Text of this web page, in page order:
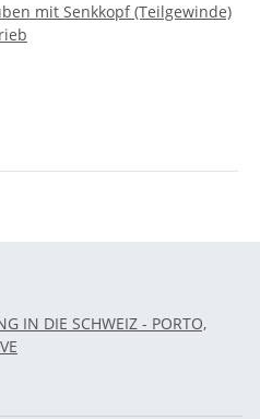
mit Senkkopf (Teilgewinde)